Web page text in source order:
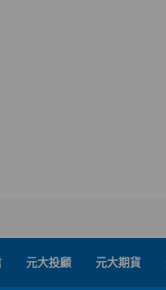
元大投顧 元大期貨